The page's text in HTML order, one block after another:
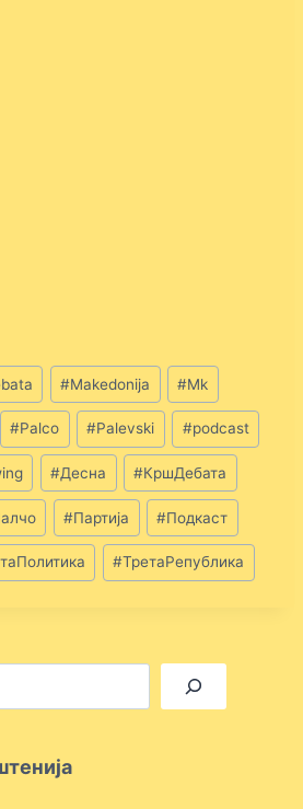
#Makedonija #Mk
#Palco #Palevski #podcast
#Десна #КршДебата
#Партија #Подкаст
#ТретаРепублика